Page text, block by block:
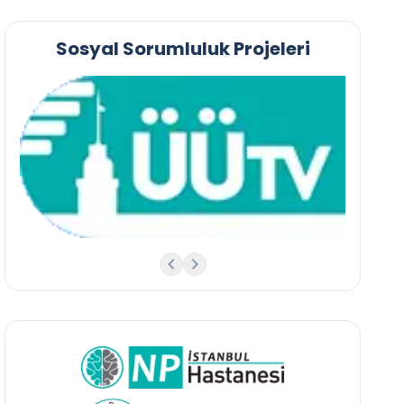
Sosyal Sorumluluk Projeleri